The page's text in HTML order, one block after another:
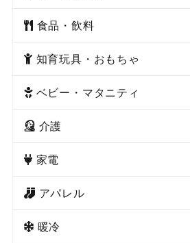
食品・飲料
知育玩具・おもちゃ
ベビー・マタニティ
介護
家電
アパレル
暖冷